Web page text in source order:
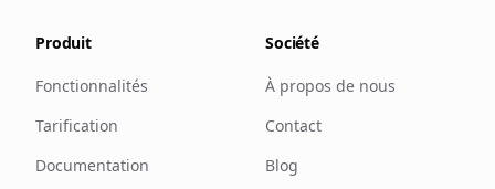
Produit
Fonctionnalités
Tarification
Documentation
Société
À propos de nous
Contact
Blog